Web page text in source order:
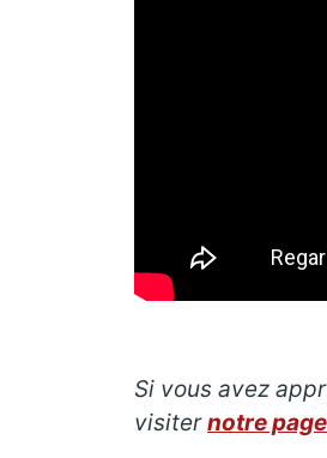
Si vous avez
visiternotre